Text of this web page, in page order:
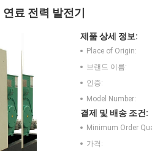
료 전력 발전기
제품 상세 정보:
Place of Origin:
브랜드 이름:
인증:
Model Number:
결제 및 배송 조건:
Minimum Order
가격: